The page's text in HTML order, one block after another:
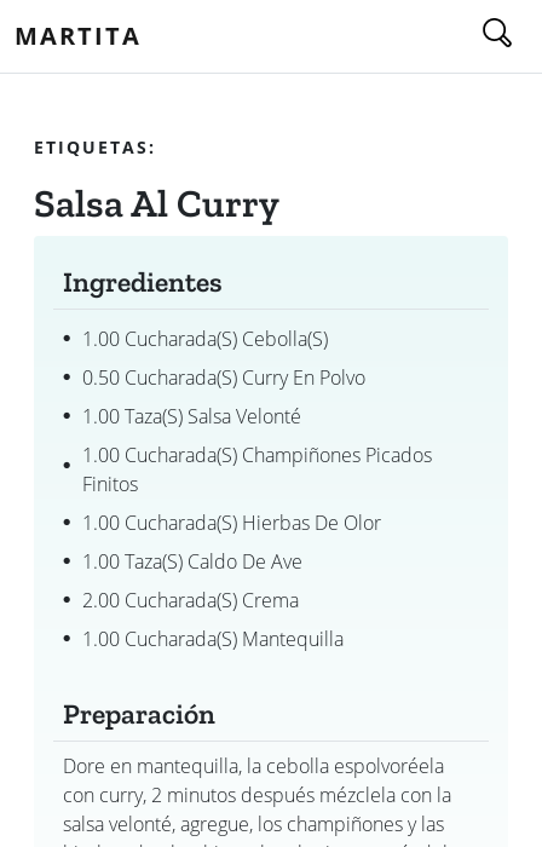
MARTITA
ETIQUETAS:
Salsa Al Curry
Ingredientes
1.00 Cucharada(s) Cebolla(s)
0.50 Cucharada(s) Curry En Polvo
1.00 Taza(s) Salsa Velonté
1.00 Cucharada(s) Champiñones Picados
Finitos
1.00 Cucharada(s) Hierbas De Olor
1.00 Taza(s) Caldo De Ave
2.00 Cucharada(s) Crema
1.00 Cucharada(s) Mantequilla
Preparación
Dore en mantequilla, la cebolla espolvoréela
con curry, 2 minutos después mézclela con la
salsa velonté, agregue, los champiñones y las